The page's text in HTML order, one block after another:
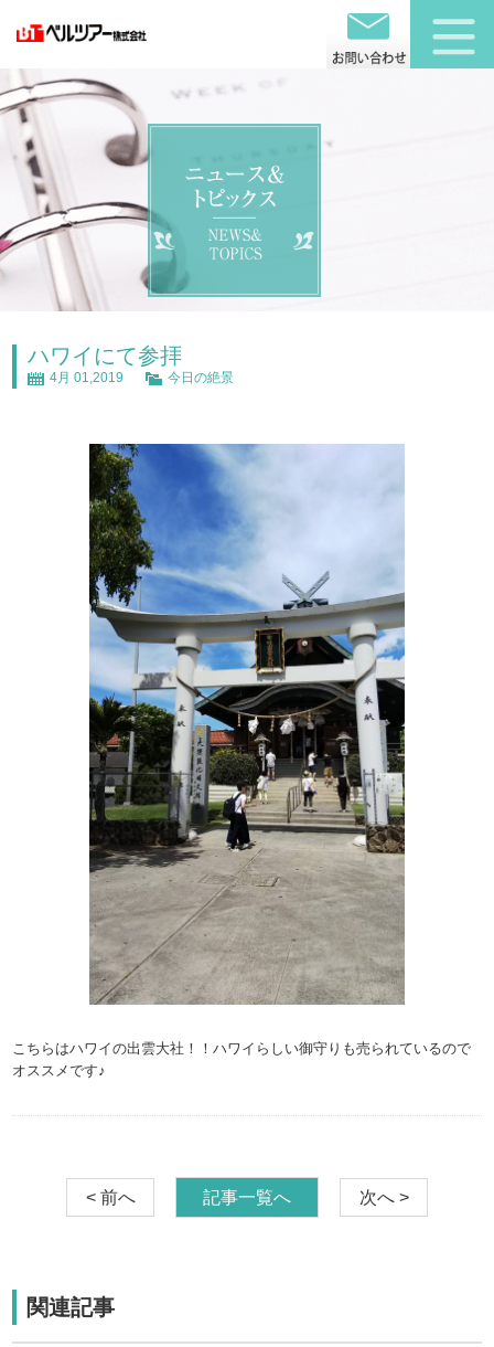
ハワイにて参拝
4月 01,2019 今日の絶景
こちらはハワイの出雲大社！！ハワイらしい御守りも売られているので
オススメです♪
< 前へ 記事一覧へ 次へ >
関連記事